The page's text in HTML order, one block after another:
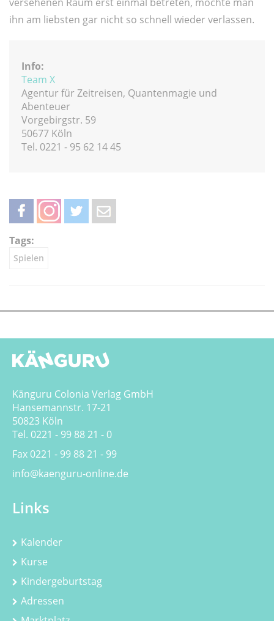
ihn am liebsten gar nicht so schnell wieder verlassen.
Info:
Team X
Agentur für Zeitreisen, Quantenmagie und
Abenteuer
Vorgebirgstr. 59
50677 Köln
Tel. 0221 - 95 62 14 45
teilen
Tags:
Spielen
Känguru Colonia Verlag GmbH
Hansemannstr. 17-21
50823 Köln
Tel. 0221 - 99 88 21 - 0
Fax 0221 - 99 88 21 - 99
info@kaenguru-online.de
Links
Kalender
Kurse
Kindergeburtstag
Adressen